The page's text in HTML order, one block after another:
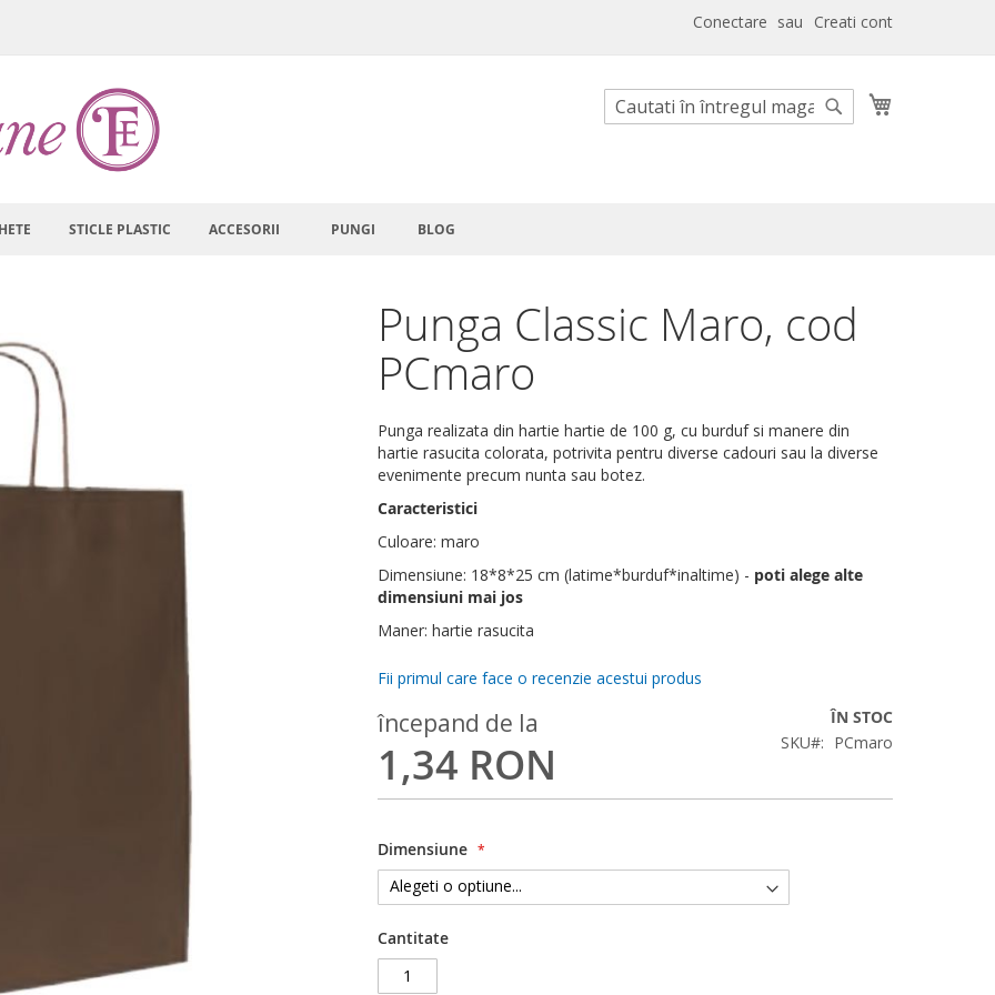
Conectare Creati cont
Cautare
STICLE PLASTIC ACCESORII PUNGI BLOG
Punga Classic Maro, cod
PCmaro
Punga realizata din hartie hartie de 100 g, cu burduf si manere din
hartie rasucita colorata, potrivita pentru diverse cadouri sau la diverse
evenimente precum nunta sau botez.
Caracteristici
Culoare: maro
Dimensiune: 18*8*25 cm (latime*burduf*inaltime) - poti alege alte
dimensiuni mai jos
Maner: hartie rasucita
Fii primul care face o recenzie acestui produs
începand de la
1,34 RON
ÎN STOC
SKU
PCmaro
Dimensiune
Cantitate